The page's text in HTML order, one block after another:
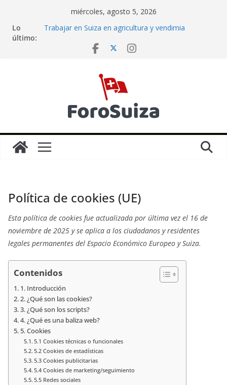
contenido
miércoles, agosto 5, 2026
Lo
último:
Trabajar en Suiza en la temporada de invierno
Trabajar en Suiza en agricultura y vendimia
Suiza: la guía completa
Política de cookies (UE)
Esta política de cookies fue actualizada por última vez el 16 de
noviembre de 2025 y se aplica a los ciudadanos y residentes
legales permanentes del Espacio Económico Europeo y Suiza.
Contenidos
1. Introducción
2. ¿Qué son las cookies?
3. ¿Qué son los scripts?
4. ¿Qué es una baliza web?
5. Cookies
5.1 Cookies técnicas o funcionales
5.2 Cookies de estadísticas
5.3 Cookies publicitarias
5.4 Cookies de marketing/seguimiento
5.5 Redes sociales